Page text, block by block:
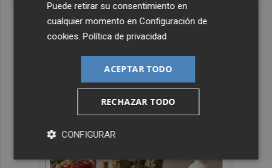
DISCOVER WITH
Puede retirar su consentimiento en
cualquier momento enConfiguración de
cookies.Política de privacidad
ACEPTAR TODO
RECHAZAR TODO
CONFIGURAR